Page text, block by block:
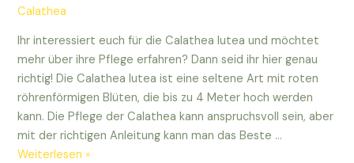
Calathea
Ihr interessiert euch für die Calathea lutea und möchtet
mehr über ihre Pflege erfahren? Dann seid ihr hier genau
richtig! Die Calathea lutea ist eine seltene Art mit roten
röhrenförmigen Blüten, die bis zu 4 Meter hoch werden
kann. Die Pflege der Calathea kann anspruchsvoll sein, aber
mit der richtigen Anleitung kann man das Beste …
Alles
Weiterlesen »